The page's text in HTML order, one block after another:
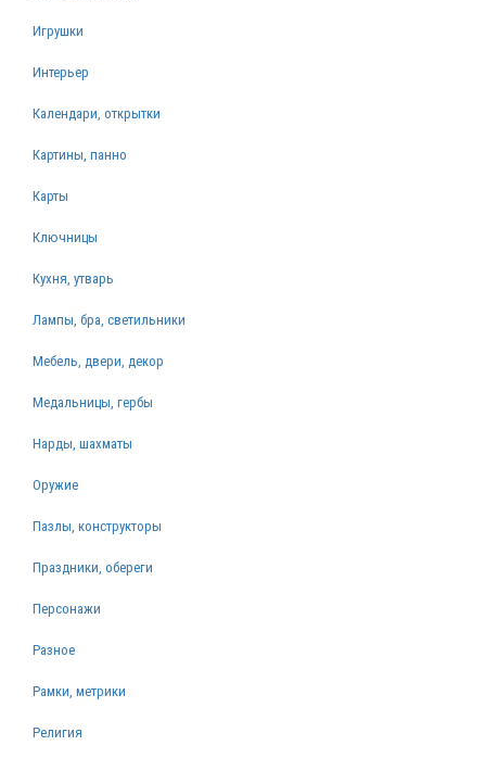
Игрушки
Интерьер
Календари, открытки
Картины, панно
Карты
Ключницы
Кухня, утварь
Лампы, бра, светильники
Мебель, двери, декор
Медальницы, гербы
Нарды, шахматы
Оружие
Пазлы, конструкторы
Праздники, обереги
Персонажи
Разное
Рамки, метрики
Религия